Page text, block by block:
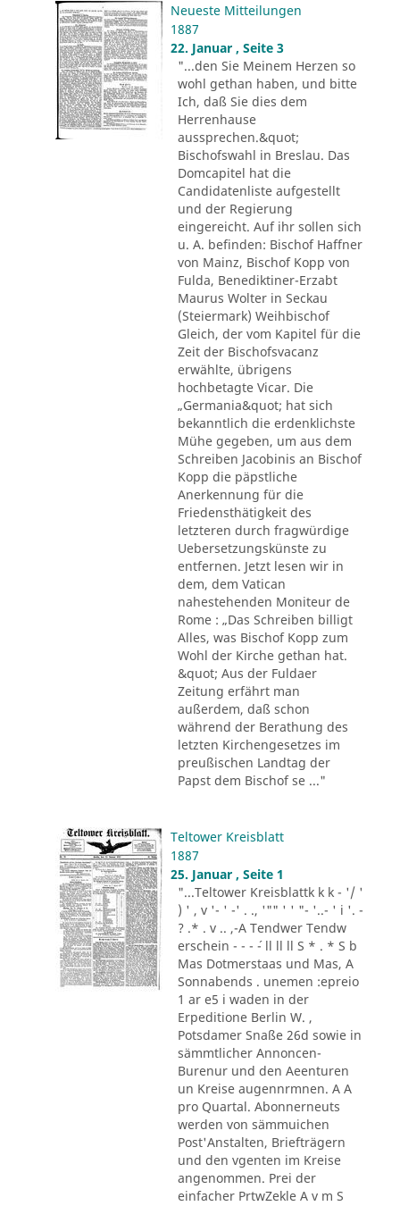
Neueste Mitteilungen
1887
22. Januar , Seite 3
"...den Sie Meinem Herzen so
wohl gethan haben, und bitte
Ich, daß Sie dies dem
Herrenhause
aussprechen.&quot;
Bischofswahl in Breslau. Das
Domcapitel hat die
Candidatenliste aufgestellt
und der Regierung
eingereicht. Auf ihr sollen sich
u. A. befinden: Bischof Haffner
von Mainz, Bischof Kopp von
Fulda, Benediktiner-Erzabt
Maurus Wolter in Seckau
(Steiermark) Weihbischof
Gleich, der vom Kapitel für die
Zeit der Bischofsvacanz
erwählte, übrigens
hochbetagte Vicar. Die
„Germania&quot; hat sich
bekanntlich die erdenklichste
Mühe gegeben, um aus dem
Schreiben Jacobinis an Bischof
Kopp die päpstliche
Anerkennung für die
Friedensthätigkeit des
letzteren durch fragwürdige
Uebersetzungskünste zu
entfernen. Jetzt lesen wir in
dem, dem Vatican
nahestehenden Moniteur de
Rome : „Das Schreiben billigt
Alles, was Bischof Kopp zum
Wohl der Kirche gethan hat.
&quot; Aus der Fuldaer
Zeitung erfährt man
außerdem, daß schon
während der Berathung des
letzten Kirchengesetzes im
preußischen Landtag der
Papst dem Bischof se ..."
Teltower Kreisblatt
1887
25. Januar , Seite 1
"...Teltower Kreisblattk k k - '/ '
) ' , v '- ' -' . ., '"" ' ' "- '..- ' i '. -
? .* . v .. ,-A Tendwer Tendw
erschein - - - ´- ll ll ll S * . * S b
Mas Dotmerstaas und Mas, A
Sonnabends . unemen :epreio
1 ar e5 i waden in der
Erpeditione Berlin W. ,
Potsdamer Snaße 26d sowie in
sämmtlicher Annoncen-
Burenur und den Aeenturen
un Kreise augennrmnen. A A
pro Quartal. Abonnerneuts
werden von sämmuichen
Post'Anstalten, Briefträgern
und den vgenten im Kreise
angenommen. Prei der
einfacher PrtwZekle A v m S